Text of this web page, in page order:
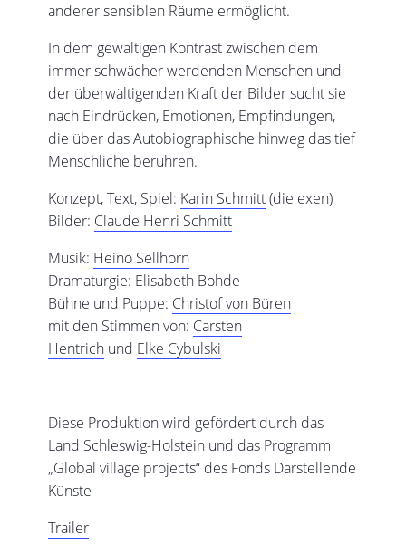
anderer sensiblen Räume ermöglicht.
In dem gewaltigen Kontrast zwischen dem
immer schwächer werdenden Menschen und
der überwältigenden Kraft der Bilder sucht sie
nach Eindrücken, Emotionen, Empfindungen,
die über das Autobiographische hinweg das tief
Menschliche berühren.
Konzept, Text, Spiel: Karin Schmitt(die exen)
Bilder: Claude Henri Schmitt
Musik: Heino Sellhorn
Dramaturgie: Elisabeth Bohde
Bühne und Puppe: Christof von Büren
mit den Stimmen von: Carsten
Hentrich und Elke Cybulski
Diese Produktion wird gefördert durch das
Land Schleswig-Holstein und das Programm
„Global village projects“ des Fonds Darstellende
Künste
Trailer